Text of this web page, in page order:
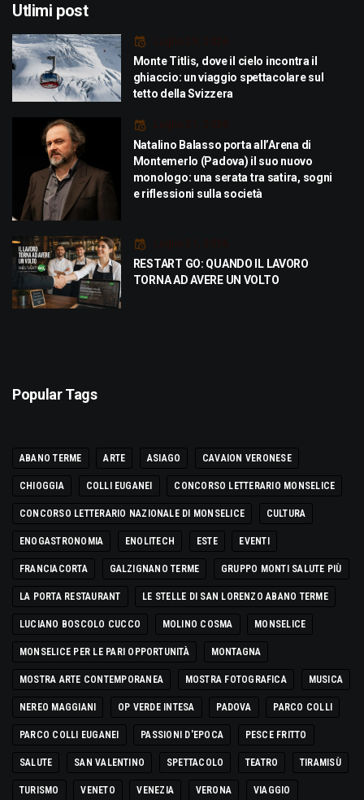
Utlimi post
Luglio 29, 2026
Monte Titlis, dove il cielo incontra il
ghiaccio: un viaggio spettacolare sul
tetto della Svizzera
Luglio 21, 2026
Natalino Balasso porta all’Arena di
Montemerlo (Padova) il suo nuovo
monologo: una serata tra satira, sogni
e riflessioni sulla società
Luglio 21, 2026
RESTART GO: QUANDO IL LAVORO
TORNA AD AVERE UN VOLTO
Popular Tags
ABANO TERME ARTE ASIAGO CAVAION VERONESE
CHIOGGIA COLLI EUGANEI CONCORSO LETTERARIO MONSELICE
CONCORSO LETTERARIO NAZIONALE DI MONSELICE CULTURA
ENOGASTRONOMIA ENOLITECH ESTE EVENTI
FRANCIACORTA GALZIGNANO TERME GRUPPO MONTI SALUTE PIÙ
LA PORTA RESTAURANT LE STELLE DI SAN LORENZO ABANO TERME
LUCIANO BOSCOLO CUCCO MOLINO COSMA MONSELICE
MONSELICE PER LE PARI OPPORTUNITÀ MONTAGNA
MOSTRA ARTE CONTEMPORANEA MOSTRA FOTOGRAFICA MUSICA
NEREO MAGGIANI OP VERDE INTESA PADOVA PARCO COLLI
PARCO COLLI EUGANEI PASSIONI D'EPOCA PESCE FRITTO
SALUTE SAN VALENTINO SPETTACOLO TEATRO TIRAMISÙ
TURISMO VENETO VENEZIA VERONA VIAGGIO